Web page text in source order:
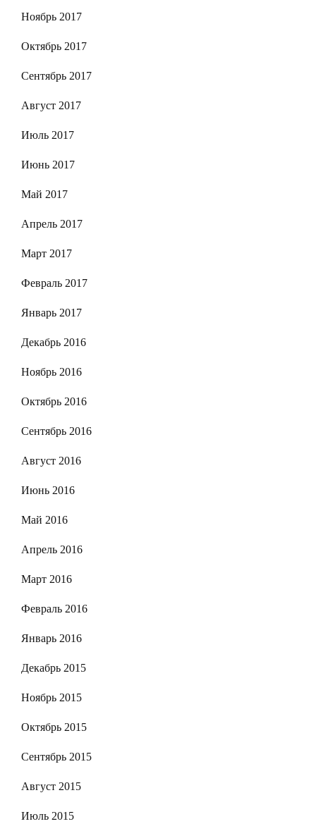
Ноябрь 2017
Октябрь 2017
Сентябрь 2017
Август 2017
Июль 2017
Июнь 2017
Май 2017
Апрель 2017
Март 2017
Февраль 2017
Январь 2017
Декабрь 2016
Ноябрь 2016
Октябрь 2016
Сентябрь 2016
Август 2016
Июнь 2016
Май 2016
Апрель 2016
Март 2016
Февраль 2016
Январь 2016
Декабрь 2015
Ноябрь 2015
Октябрь 2015
Сентябрь 2015
Август 2015
Июль 2015